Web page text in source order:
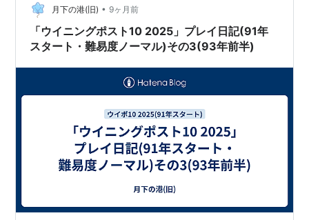
もしれません。 マイルBは及第点でしょうか。 中距離S
は光りますね。 中距…
月下の港(旧) • 9ヶ月前
「ウイニングポスト10 2025」プレイ日記(91年
スタート・難易度ノーマル)その3(93年前半)